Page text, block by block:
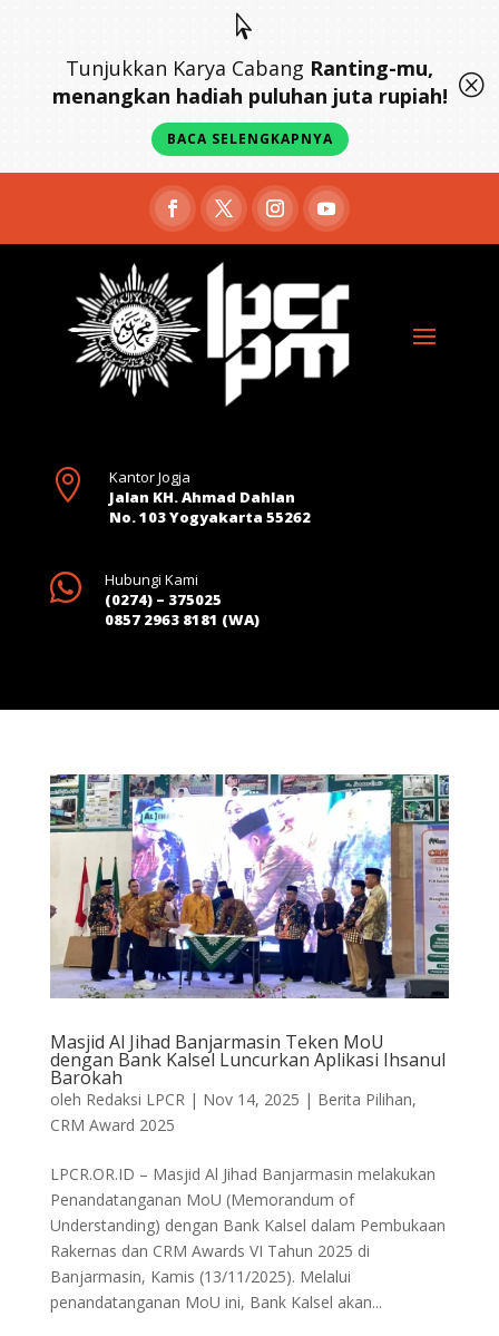

Tunjukkan Karya Cabang Ranting-mu,
menangkan hadiah puluhan juta rupiah!
BACA SELENGKAPNYA
Q

Kantor Jogja
Jalan KH. Ahmad Dahlan
No. 103 Yogyakarta 55262

Hubungi Kami
(0274) – 375025
0857 2963 8181 (WA)
Masjid Al Jihad Banjarmasin Teken MoU
dengan Bank Kalsel Luncurkan Aplikasi Ihsanul
Barokah
oleh Redaksi LPCR | Nov 14, 2025 | Berita Pilihan,
CRM Award 2025
LPCR.OR.ID – Masjid Al Jihad Banjarmasin melakukan
Penandatanganan MoU (Memorandum of
Understanding) dengan Bank Kalsel dalam Pembukaan
Rakernas dan CRM Awards VI Tahun 2025 di
Banjarmasin, Kamis (13/11/2025). Melalui
penandatanganan MoU ini, Bank Kalsel akan...